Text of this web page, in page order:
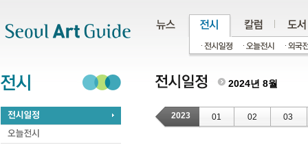
2024년 8월
2023 01 02 03